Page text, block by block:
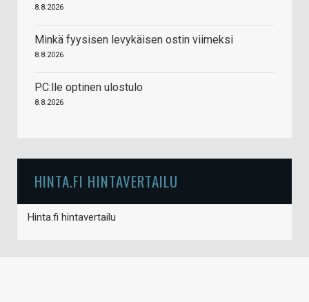
8.8.2026
Minkä fyysisen levykäisen ostin viimeksi
8.8.2026
PC:lle optinen ulostulo
8.8.2026
HINTA.FI HINTAVERTAILU
Hinta.fi hintavertailu